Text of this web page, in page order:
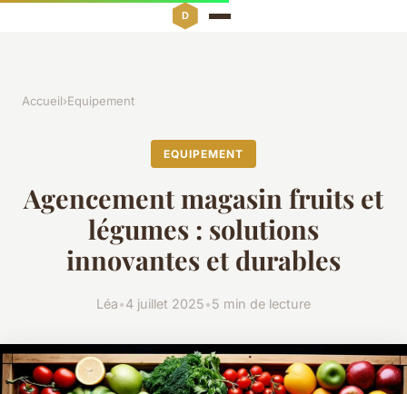
Accueil›Equipement
EQUIPEMENT
Agencement magasin fruits et
légumes : solutions
innovantes et durables
Léa•4 juillet 2025•5 min de lecture